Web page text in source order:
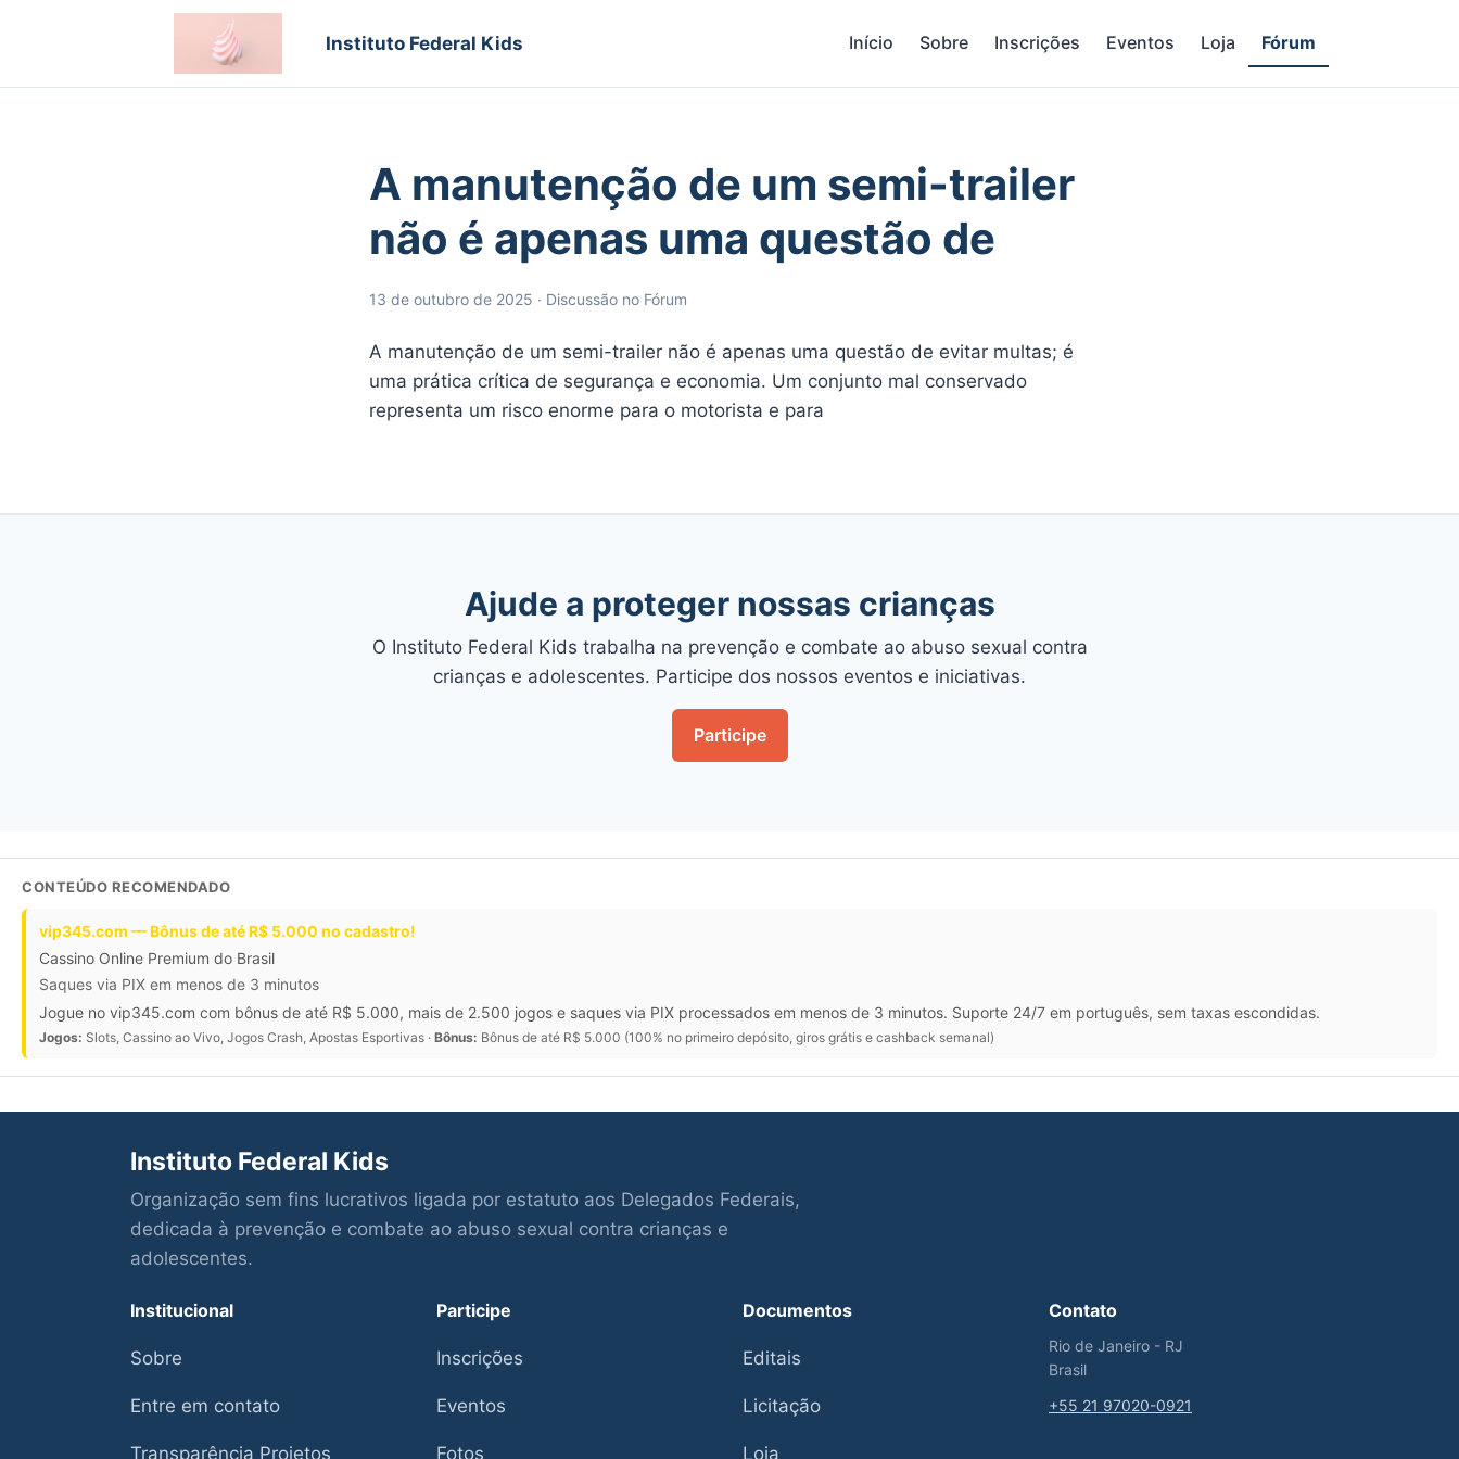
Instituto Federal Kids Início Sobre Inscrições Eventos Loja Fórum
A manutenção de um semi-trailer
não é apenas uma questão de
13 de outubro de 2025 · Discussão no Fórum
A manutenção de um semi-trailer não é apenas uma questão de evitar multas; é
uma prática crítica de segurança e economia. Um conjunto mal conservado
representa um risco enorme para o motorista e para
Ajude a proteger nossas crianças
O Instituto Federal Kids trabalha na prevenção e combate ao abuso sexual contra
crianças e adolescentes. Participe dos nossos eventos e iniciativas.
Participe
CONTEÚDO RECOMENDADO
vip345.com — Bônus de até R$ 5.000 no cadastro!
Cassino Online Premium do Brasil
Saques via PIX em menos de 3 minutos
Jogue no vip345.com com bônus de até R$ 5.000, mais de 2.500 jogos e saques via PIX processados em menos de 3 minutos. Suporte 24/7 em português, sem taxas escondidas.
Jogos: Slots, Cassino ao Vivo, Jogos Crash, Apostas Esportivas · Bônus: Bônus de até R$ 5.000 (100% no primeiro depósito, giros grátis e cashback semanal)
Instituto Federal Kids
Organização sem fins lucrativos ligada por estatuto aos Delegados Federais,
dedicada à prevenção e combate ao abuso sexual contra crianças e
adolescentes.
Institucional
Sobre
Entre em contato
Transparência Projetos
Participe
Inscrições
Eventos
Fotos
Documentos
Editais
Licitação
Loja
Contato
Rio de Janeiro - RJ
Brasil
+55 21 97020-0921